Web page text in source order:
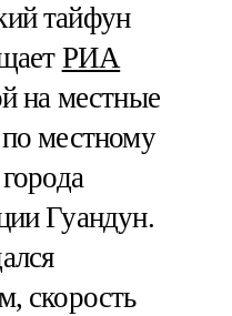
тайфун
РИА
на местные
местному
Гуандун.
скорость